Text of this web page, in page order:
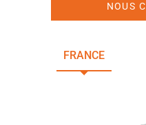
NOUS
FRANCE